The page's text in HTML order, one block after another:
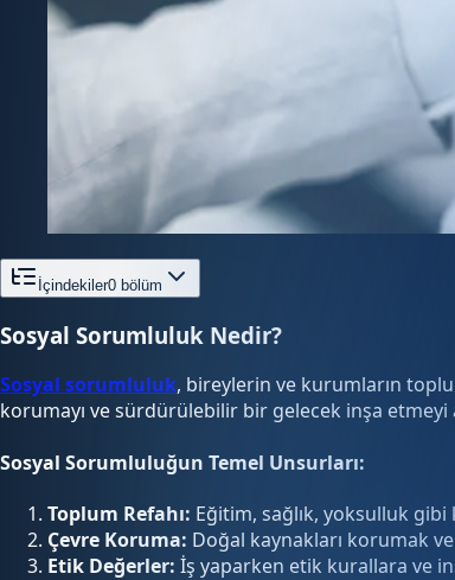
İçindekiler0 bölüm
Sosyal Sorumluluk Nedir?
Sosyal sorumluluk, bireylerin ve kurumların
korumayı ve sürdürülebilir bir gelecek inşa
Sosyal Sorumluluğun Temel Unsurları:
Toplum Refahı: Eğitim, sağlık, yoksulluk
Çevre Koruma: Doğal kaynakları korumak
Etik Değerler: İş yaparken etik kurallara ve